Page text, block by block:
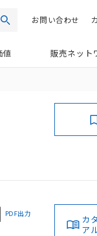
検索お問い合わせ
値 販売ネット
PDF出力
カ
ア